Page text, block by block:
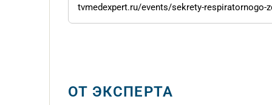
tvmedexpert.ru/events/sekrety-respiratornogo-
ОТ ЭКСПЕРТА